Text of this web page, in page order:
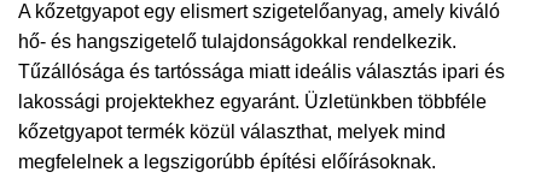
A kőzetgyapot egy elismert szigetelőanyag, amely kiváló
hő- és hangszigetelő tulajdonságokkal rendelkezik.
Tűzállósága és tartóssága miatt ideális választás ipari és
lakossági projektekhez egyaránt. Üzletünkben többféle
kőzetgyapot termék közül választhat, melyek mind
megfelelnek a legszigorúbb építési előírásoknak.